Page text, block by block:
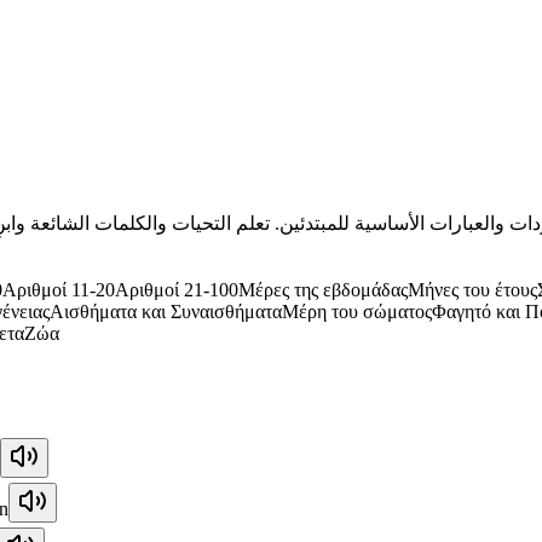
Αριθμοί 11-20Αριθμοί 21-100Μέρες της εβδομάδαςΜήνες του έτους
Αισθήματα και ΣυναισθήματαΜέρη του σώματοςΦαγητό και
Ζώα